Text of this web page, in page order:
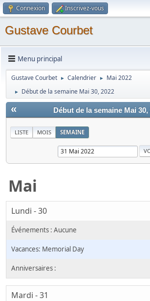
Connexion Inscrivez-vous
Gustave Courbet
Menu principal
Gustave Courbet ► Calendrier ► Mai 2022
► Début de la semaine Mai 30, 2022
« Début de la semaine Mai 30,
LISTE MOIS SEMAINE
Mai
Lundi - 30
Memorial Day
Mardi - 31